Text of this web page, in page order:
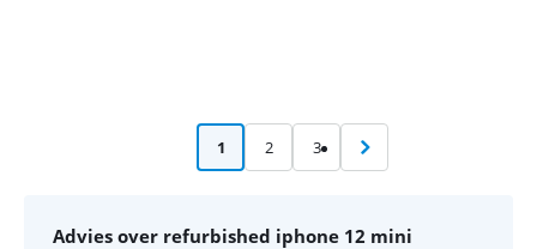
1 2 3
Advies over refurbished iphone 12 mini